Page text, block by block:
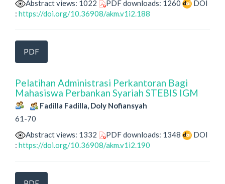
Abstract views: 1022
PDF downloads: 1260
DOI
: https://doi.org/10.36908/akm.v1i2.188
PDF
Pelatihan Administrasi Perkantoran Bagi
Mahasiswa Perbankan Syariah STEBIS IGM
Fadilla Fadilla, Doly Nofiansyah
61-70
Abstract views: 1332
PDF downloads: 1348
DOI
: https://doi.org/10.36908/akm.v1i2.190